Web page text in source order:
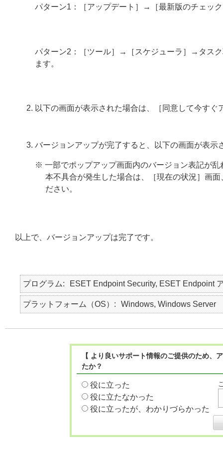
パターン1：［アップデート］→［最新版のチェッ
パターン2：［ツール］→［スケジューラ］→タス
ます。
以下の画面が表示された場合は、［同意して今す
バージョンアップが完了すると、以下の画面が表
※ 一部でポップアップ画面内のバージョン表記が
本不具合が発生した場合は、［現在の状況］画
ださい。
以上で、バージョンアップは完了です。
プログラム ESET Endpoint Security, ESET Endpoint
プラットフォーム（OS） Windows, Windows Server
【 より良いサポート情報のご提供のため
たか？
役に立った
役に立たなかった
役に立ったが、わかりづらかった